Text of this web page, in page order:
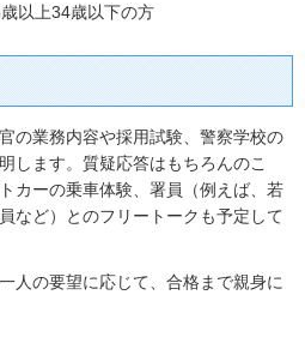
以上34歳以下の方
の業務内容や採用試験、警察学校の
します。質疑応答はもちろんのこ
カーの乗車体験、署員（例えば、若
など）とのフリートークも予定して
人の要望に応じて、合格まで親身に